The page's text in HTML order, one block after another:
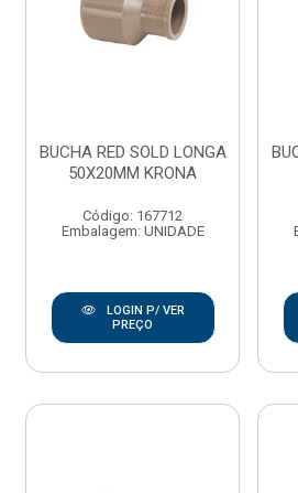
BUCHA RED SOLD LONGA
50X20MM KRONA
Código: 167712
Embalagem: UNIDADE
LOGIN P/ VER
PREÇO